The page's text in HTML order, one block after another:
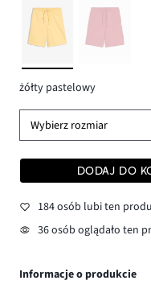
żółty pastelowy
Wybierz rozmiar
DODAJ DO
184 osób lubi ten
36 osób oglądało ten
Informacje o produkcie